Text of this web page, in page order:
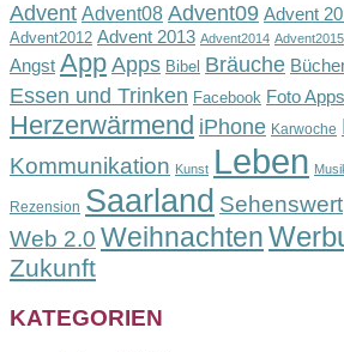
Advent Advent08 Advent09 Advent
Advent2012 Advent 2013 Advent2014 Advent2015
Angst App Apps Bibel Bräuche
Essen und Trinken Facebook Foto Apps
Herzerwärmend iPhone Karwoche
Kommunikation Kunst Leben
Rezension Saarland Sehenswert
Web 2.0 Weihnachten
Zukunft
KATEGORIEN